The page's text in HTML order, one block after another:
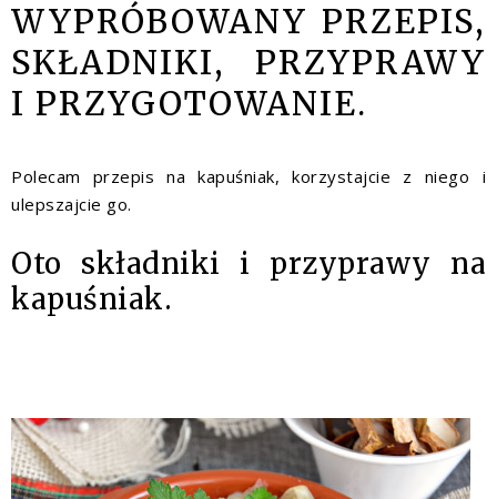
WYPRÓBOWANY PRZEPIS,
SKŁADNIKI, PRZYPRAWY
I PRZYGOTOWANIE.
Polecam przepis na kapuśniak, korzystajcie z niego i
ulepszajcie go.
Oto składniki i przyprawy na
kapuśniak.